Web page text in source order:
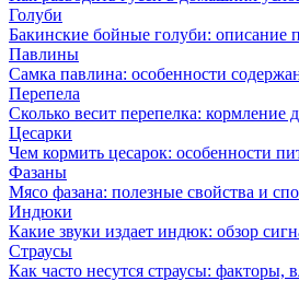
Голуби
Бакинские бойные голуби: описание
Павлины
Самка павлина: особенности
Перепела
Сколько весит перепелка: кормление
Цесарки
Чем кормить цесарок: особенности
Фазаны
Мясо фазана: полезные свойства и
Индюки
Какие звуки издает индюк: обзор
Страусы
Как часто несутся страусы: